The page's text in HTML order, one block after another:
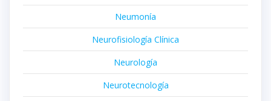
Neumonía
Neurofisiología Clínica
Neurología
Neurotecnología